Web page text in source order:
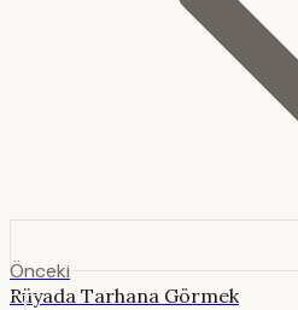
Önceki
Rüyada Tarhana Görmek